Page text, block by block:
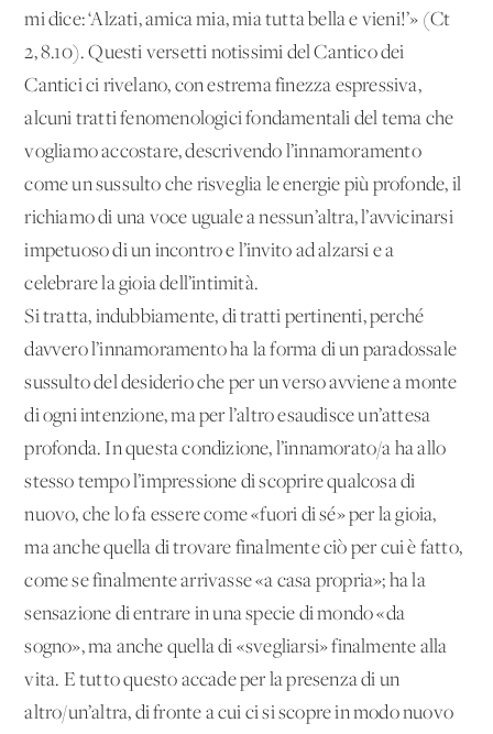
mi dice: ‘Alzati, amica mia, mia tutta bella e vieni!’» (Ct
2, 8.10). Questi versetti notissimi del Cantico dei
Cantici ci rivelano, con estrema finezza espressiva,
alcuni tratti fenomenologici fondamentali del tema che
vogliamo accostare, descrivendo l’innamoramento
come un sussulto che risveglia le energie più profonde, il
richiamo di una voce uguale a nessun’altra, l’avvicinarsi
impetuoso di un incontro e l’invito ad alzarsi e a
celebrare la gioia dell’intimità.
Si tratta, indubbiamente, di tratti pertinenti, perché
davvero l’innamoramento ha la forma di un paradossale
sussulto del desiderio che per un verso avviene a monte
di ogni intenzione, ma per l’altro esaudisce un’attesa
profonda. In questa condizione, l’innamorato/a ha allo
stesso tempo l’impressione di scoprire qualcosa di
nuovo, che lo fa essere come «fuori di sé» per la gioia,
ma anche quella di trovare finalmente ciò per cui è fatto,
come se finalmente arrivasse «a casa propria»; ha la
sensazione di entrare in una specie di mondo «da
sogno», ma anche quella di «svegliarsi» finalmente alla
vita. E tutto questo accade per la presenza di un
altro/un’altra, di fronte a cui ci si scopre in modo nuovo